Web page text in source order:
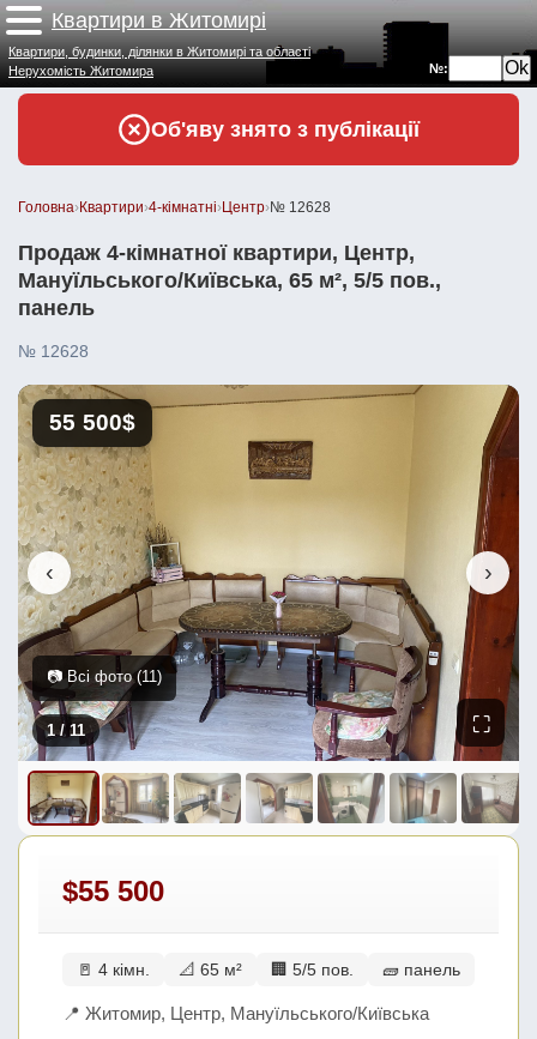
Квартири в Житомирі
№:
Квартири, будинки, ділянки в Житомирі та області
Нерухомість Житомира
Об'яву знято з публікації
Головна›Квартири›4-кімнатні›Центр›№ 12628
Продаж 4-кімнатної квартири, Центр,
Мануїльського/Київська, 65 м², 5/5 пов.,
панель
№ 12628
‹ ›
55 500$
1/ 11 ⛶
📷 Всі фото (11)
$55 500
🚪 4 кімн. 📐 65 м² 🏢 5/5 пов. 🧱 панель
📍 Житомир, Центр, Мануїльського/Київська